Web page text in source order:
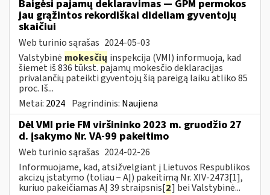
Baigėsi pajamų deklaravimas — GPM permokos
jau grąžintos rekordiškai dideliam gyventojų
skaičiui
Web turinio sąrašas 2024-05-03
Valstybinė mokesčių inspekcija (VMI) informuoja, kad
šiemet iš 836 tūkst. pajamų mokesčio deklaracijas
privalančių pateikti gyventojų šią pareigą laiku atliko 85
proc. Iš...
Metai: 2024 Pagrindinis: Naujiena
Dėl VMI prie FM viršininko 2023 m. gruodžio 27
d. įsakymo Nr. VA-99 pakeitimo
Web turinio sąrašas 2024-02-26
Informuojame, kad, atsižvelgiant į Lietuvos Respublikos
akcizų įstatymo (toliau − AĮ) pakeitimą Nr. XIV-2473[1],
kuriuo pakeičiamas AĮ 39 straipsnis[2] bei Valstybinė...